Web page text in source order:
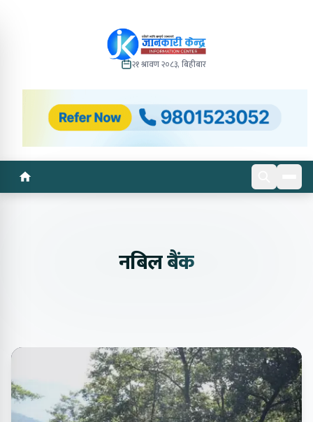
२१ श्रावण २०८३, बिहीबार
नबिल बैंक